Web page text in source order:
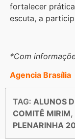
fortalecer
escuta, a
*Com
Agencia Brasília
TAG: ALUNOS
COMITÊ MIRIM,
PLENARINHA